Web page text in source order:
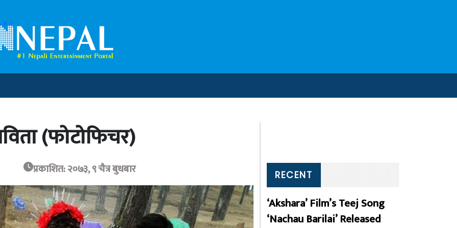
(फोटोफिचर)
प्रकाशित: २०७३, ९ चैत्र बुधबार RECENT
‘Akshara’ Film’s Teej Song
‘Nachau Barilai’ Released